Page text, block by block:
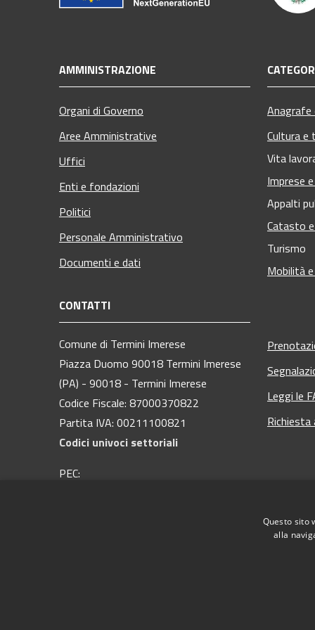
AMMINISTRAZIONE
Organi di Governo
Aree Amministrative
Uffici
Enti e fondazioni
Politici
Personale Amministrativo
Documenti e dati
Cultura e
Vita
Imprese
Appalti
Catasto
Turismo
Mobilità
CONTATTI
Comune di Termini Imerese
Piazza Duomo 90018 Termini Imerese
(PA) - 90018 - Termini Imerese
Codice Fiscale: 87000370822
Partita IVA: 00211100821
Codici univoci settoriali
PEC:
Leggi le
Questo sito
alla